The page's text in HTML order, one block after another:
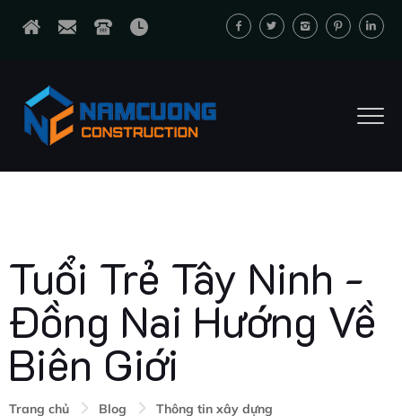
Tuổi Trẻ Tây Ninh -
Đồng Nai Hướng Về
Biên Giới
Trang chủ Blog Thông tin xây dựng